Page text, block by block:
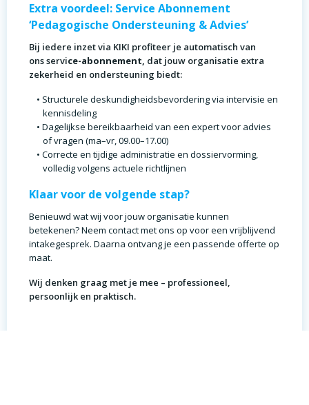
Extra voordeel: Service Abonnement
‘Pedagogische Ondersteuning & Advies’
Bij iedere inzet via KIKI profiteer je automatisch van
ons service-abonnement, dat jouw organisatie extra
zekerheid en ondersteuning biedt:
Structurele deskundigheidsbevordering via intervisie en
kennisdeling
Dagelijkse bereikbaarheid van een expert voor advies
of vragen (ma–vr, 09.00–17.00)
Correcte en tijdige administratie en dossiervorming,
volledig volgens actuele richtlijnen
Klaar voor de volgende stap?
Benieuwd wat wij voor jouw organisatie kunnen
betekenen? Neem contact met ons op voor een vrijblijvend
intakegesprek. Daarna ontvang je een passende offerte op
maat.
Wij denken graag met je mee – professioneel,
persoonlijk en praktisch.